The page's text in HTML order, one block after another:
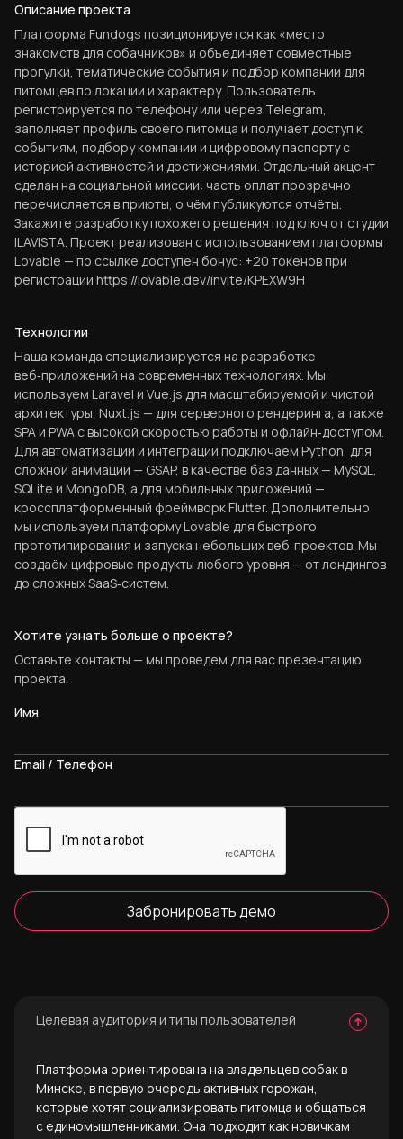
Описание проекта
Платформа Fundogs позиционируется как «место
знакомств для собачников» и объединяет совместные
прогулки, тематические события и подбор компании для
питомцев по локации и характеру. Пользователь
регистрируется по телефону или через Telegram,
заполняет профиль своего питомца и получает доступ к
событиям, подбору компании и цифровому паспорту с
историей активностей и достижениями. Отдельный акцент
сделан на социальной миссии: часть оплат прозрачно
перечисляется в приюты, о чём публикуются отчёты.
Закажите разработку похожего решения под ключ от студии
ILAVISTA. Проект реализован с использованием платформы
Lovable — по ссылке доступен бонус: +20 токенов при
регистрации https://lovable.dev/invite/KPEXW9H
Технологии
Наша команда специализируется на разработке
веб‑приложений на современных технологиях. Мы
используем Laravel и Vue.js для масштабируемой и чистой
архитектуры, Nuxt.js — для серверного рендеринга, а также
SPA и PWA с высокой скоростью работы и офлайн‑доступом.
Для автоматизации и интеграций подключаем Python, для
сложной анимации — GSAP, в качестве баз данных — MySQL,
SQLite и MongoDB, а для мобильных приложений —
кроссплатформенный фреймворк Flutter. Дополнительно
мы используем платформу Lovable для быстрого
прототипирования и запуска небольших веб‑проектов. Мы
создаём цифровые продукты любого уровня — от лендингов
до сложных SaaS‑систем.
Хотите узнать больше о проекте?
Оставьте контакты — мы проведем для вас презентацию
проекта.
Имя
Email / Телефон
Забронировать демо
Целевая аудитория и типы пользователей
Платформа ориентирована на владельцев собак в
Минске, в первую очередь активных горожан,
которые хотят социализировать питомца и общаться
с единомышленниками. Она подходит как новичкам